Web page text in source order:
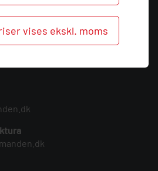
vises ekskl. moms